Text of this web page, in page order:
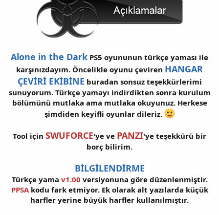
Alone in the Dark PS5 oyununun türkçe yaması ile
karşınızdayım. Öncelikle oyunu çeviren HANGAR
ÇEVİRİ EKİBİNE buradan sonsuz teşekkürlerimi
sunuyorum. Türkçe yamayı indirdikten sonra kurulum
bölümünü mutlaka ama mutlaka okuyunuz. Herkese
şimdiden keyifli oyunlar dileriz.
Tool için SWUFORCE'ye ve PANZI'ye teşekkürü bir
borç bilirim.
BİLGİLENDİRME
Türkçe yama v1.00 versiyonuna göre düzenlenmiştir.
PPSA kodu fark etmiyor. Ek olarak alt yazılarda küçük
harfler yerine büyük harfler kullanılmıştır.